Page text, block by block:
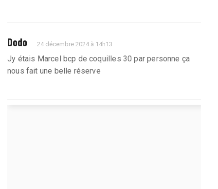
Dodo 24 décembre 2024 à 14h13
Jy étais Marcel bcp de coquilles 30 par personne ça
nous fait une belle réserve